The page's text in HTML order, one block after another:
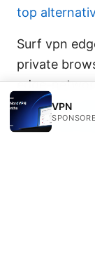
top
Surf vpn
private
edge-
Surfshark
guide:
VPN